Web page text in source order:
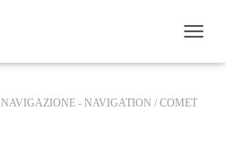
A
I
NAVIGAZIONE - NAVIGATION / COMET